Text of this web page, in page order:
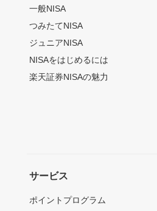
一般NISA
つみたてNISA
ジュニアNISA
NISAをはじめるには
楽天証券NISAの魅力
サービス
ポイントプログラム